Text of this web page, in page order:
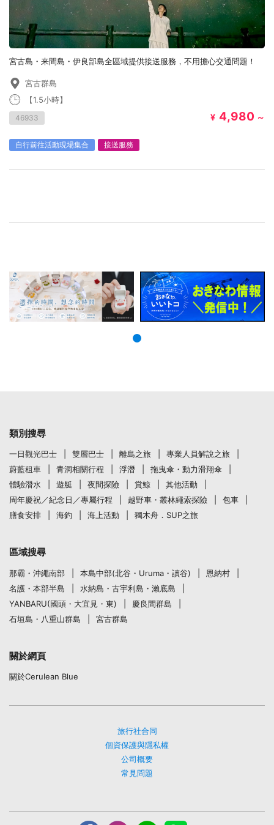
宮古島・来間島・伊良部島全區域提供接送服務，不用擔心交通問題！
宮古群島
【1.5小時】
46933 ¥ 4,980 ～
自行前往活動現場集合 接送服務
類別搜尋
一日觀光巴士 雙層巴士 離島之旅
專業人員解說之旅
蔚藍租車
青洞相關行程 浮潛
拖曳傘・動力滑翔傘
體驗潛水
遊艇 夜間探險 賞鯨
其他活動
周年慶祝／紀念日／專屬行程
越野車・叢林繩索探險
包車
膳食安排
海釣 海上活動 獨木舟．SUP之旅
區域搜尋
那霸・沖繩南部 本島中部(北谷・Uruma・讀谷)
恩納村
名護・本部半島
水納島・古宇利島・瀨底島
YANBARU(國頭・大宜見・東)
慶良間群島
石垣島・八重山群島
宮古群島
關於網頁
關於Cerulean Blue
旅行社合同
個資保護與隱私權
公司概要
常見問題